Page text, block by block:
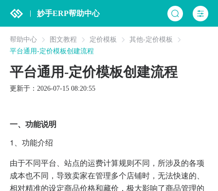
妙手ERP帮助中心
帮助中心 图文教程 定价模板
其他-定价模板
平台通用-定价模板创建流程
平台通用-定价模板创建流程
更新于：2026-07-15 08:20:55
一、功能说明
1、功能介绍
由于不同平台、站点的运费计算规则不同，所涉及的各项
成本也不同，导致卖家在管理多个店铺时，无法快速的、
相对精准的设定商品价格和藏价，极大影响了商品管理的